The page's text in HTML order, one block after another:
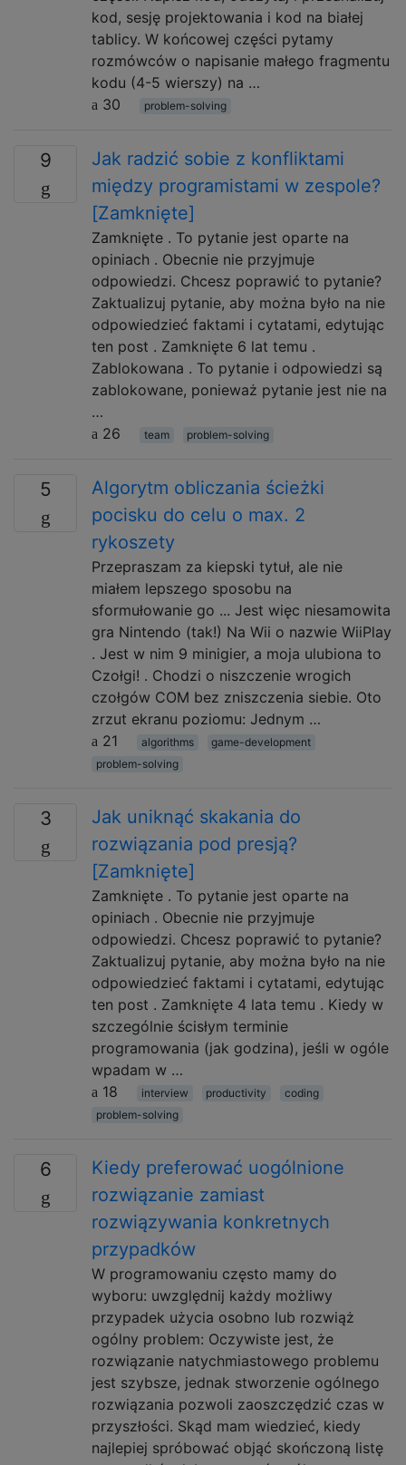
kod, sesję projektowania i kod na białej
tablicy. W końcowej części pytamy
rozmówców o napisanie małego fragmentu
kodu (4-5 wierszy) na …
30
problem-solving
9
Jak radzić sobie z konfliktami
między programistami w zespole?
[Zamknięte]
Zamknięte . To pytanie jest oparte na
opiniach . Obecnie nie przyjmuje
odpowiedzi. Chcesz poprawić to pytanie?
Zaktualizuj pytanie, aby można było na nie
odpowiedzieć faktami i cytatami, edytując
ten post . Zamknięte 6 lat temu .
Zablokowana . To pytanie i odpowiedzi są
zablokowane, ponieważ pytanie jest nie na
…
26
team problem-solving
5
Algorytm obliczania ścieżki
pocisku do celu o max. 2
rykoszety
Przepraszam za kiepski tytuł, ale nie
miałem lepszego sposobu na
sformułowanie go ... Jest więc niesamowita
gra Nintendo (tak!) Na Wii o nazwie WiiPlay
. Jest w nim 9 minigier, a moja ulubiona to
Czołgi! . Chodzi o niszczenie wrogich
czołgów COM bez zniszczenia siebie. Oto
zrzut ekranu poziomu: Jednym …
21
algorithms
game-development
problem-solving
3
Jak uniknąć skakania do
rozwiązania pod presją?
[Zamknięte]
Zamknięte . To pytanie jest oparte na
opiniach . Obecnie nie przyjmuje
odpowiedzi. Chcesz poprawić to pytanie?
Zaktualizuj pytanie, aby można było na nie
odpowiedzieć faktami i cytatami, edytując
ten post . Zamknięte 4 lata temu . Kiedy w
szczególnie ścisłym terminie
programowania (jak godzina), jeśli w ogóle
wpadam w …
18
interview productivity
coding
problem-solving
6
Kiedy preferować uogólnione
rozwiązanie zamiast
rozwiązywania konkretnych
przypadków
W programowaniu często mamy do
wyboru: uwzględnij każdy możliwy
przypadek użycia osobno lub rozwiąż
ogólny problem: Oczywiste jest, że
rozwiązanie natychmiastowego problemu
jest szybsze, jednak stworzenie ogólnego
rozwiązania pozwoli zaoszczędzić czas w
przyszłości. Skąd mam wiedzieć, kiedy
najlepiej spróbować objąć skończoną listę